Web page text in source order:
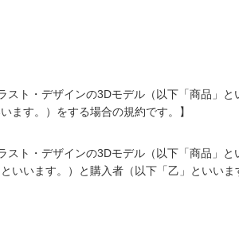
スト・デザインの3Dモデル（以下「商品」
ます。）をする場合の規約です。】
スト・デザインの3Dモデル（以下「商品」
います。）と購入者（以下「乙」といい